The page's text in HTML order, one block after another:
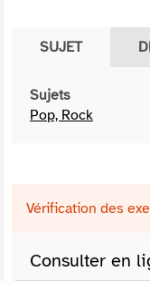
SUJET
Sujets
Pop, Rock
Vérification des
Consulter en